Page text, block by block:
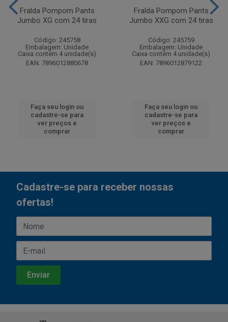
Fralda Pompom Pants
Jumbo XG com 24 tiras
Código: 245758
Embalagem: Unidade
Caixa contém 4 unidade(s)
EAN: 7896012880678
Faça seu login ou
cadastre-se para
ver preços e
comprar
Fralda Pompom Pants
Jumbo XXG com 24 tiras
Código: 245759
Embalagem: Unidade
Caixa contém 4 unidade(s)
EAN: 7896012879122
Faça seu login ou
cadastre-se para
ver preços e
comprar
Cadastre-se para receber nossas
ofertas!